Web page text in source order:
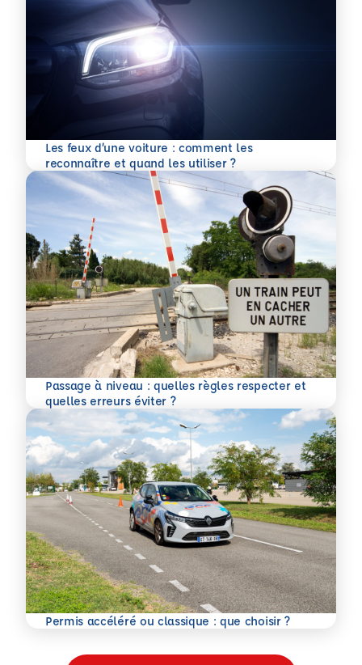
Les feux d’une voiture : comment les
reconnaître et quand les utiliser ?
En savoir plus
Passage à niveau : quelles règles respecter et
quelles erreurs éviter ?
En savoir plus
Permis accéléré ou classique : que choisir ?
En savoir plus